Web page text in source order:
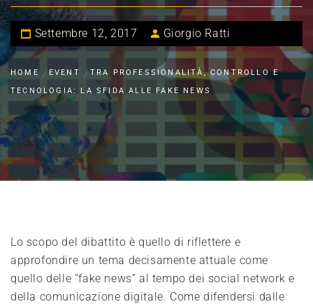
Settembre 12, 2017 Giorgio Ratti
HOME EVENT
TRA PROFESSIONALITÀ, CONTROLLO E
TECNOLOGIA: LA SFIDA ALLE FAKE NEWS
Lo scopo del dibattito è quello di riflettere e
approfondire un tema decisamente attuale come
quello delle “fake news” al tempo dei social network e
della comunicazione digitale. Come difendersi dalle